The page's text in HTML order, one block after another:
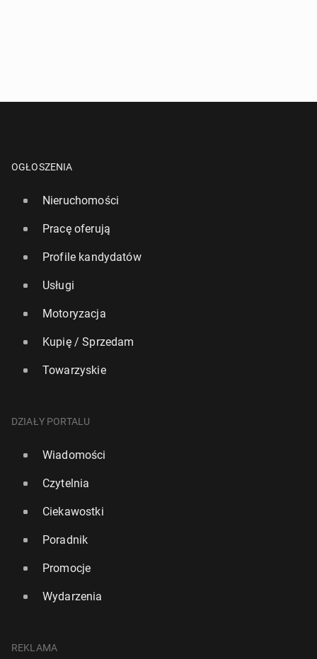
OGŁOSZENIA
Nieruchomości
Pracę oferują
Profile kandydatów
Usługi
Motoryzacja
Kupię / Sprzedam
Towarzyskie
DZIAŁY PORTALU
Wiadomości
Czytelnia
Ciekawostki
Poradnik
Promocje
Wydarzenia
REKLAMA